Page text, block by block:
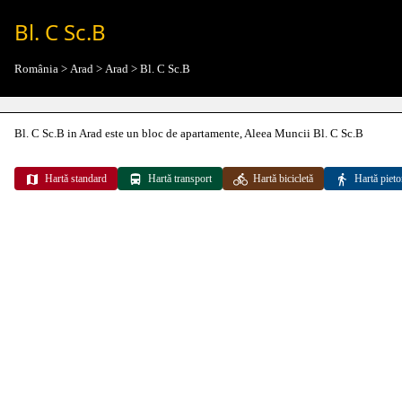
Bl. C Sc.B
România > Arad > Arad > Bl. C Sc.B
Bl. C Sc.B in Arad este un bloc de apartamente, Aleea Muncii Bl. C Sc.B
Hartă standard Hartă transport Hartă bicicletă Hartă